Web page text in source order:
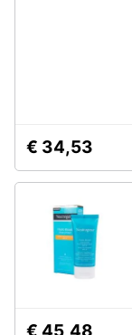
€ 34,53